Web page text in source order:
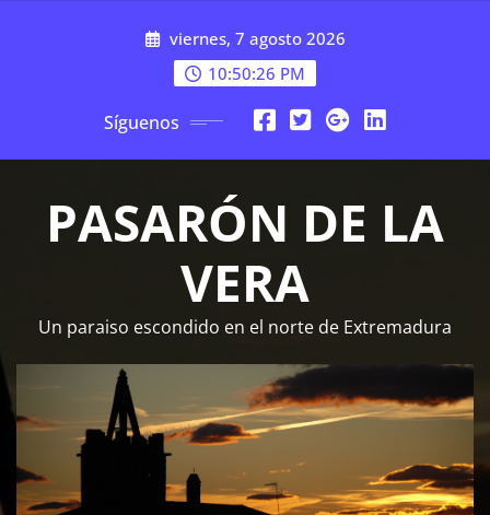
viernes, 7 agosto 2026
10:50:27 PM
Síguenos
PASARÓN DE LA
VERA
Un paraiso escondido en el norte de Extremadura